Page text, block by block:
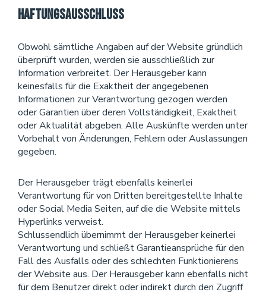
Haftungsausschluss
Obwohl sämtliche Angaben auf der Website gründlich
überprüft wurden, werden sie ausschließlich zur
Information verbreitet. Der Herausgeber kann
keinesfalls für die Exaktheit der angegebenen
Informationen zur Verantwortung gezogen werden
oder Garantien über deren Vollständigkeit, Exaktheit
oder Aktualität abgeben. Alle Auskünfte werden unter
Vorbehalt von Änderungen, Fehlern oder Auslassungen
gegeben.
Der Herausgeber trägt ebenfalls keinerlei
Verantwortung für von Dritten bereitgestellte Inhalte
oder Social Media Seiten, auf die die Website mittels
Hyperlinks verweist.
Schlussendlich übernimmt der Herausgeber keinerlei
Verantwortung und schließt Garantieansprüche für den
Fall des Ausfalls oder des schlechten Funktionierens
der Website aus. Der Herausgeber kann ebenfalls nicht
für dem Benutzer direkt oder indirekt durch den Zugriff